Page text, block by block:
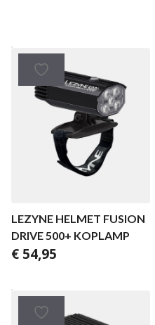
LEZYNE HELMET FUSION
DRIVE 500+ KOPLAMP
€ 54,95